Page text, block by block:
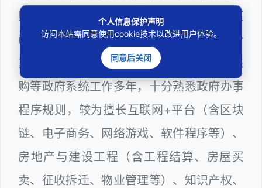
购评审专家（法律类），曾担任深圳市某区
政府部门公职律师、建设工程定标专家、计
算机信息网络安全员，在建筑工务、政府采
购等政府系统工作多年，十分熟悉政府办事
程序规则，较为擅长互联网+平台（含区块
链、电子商务、网络游戏、软件程序等）、
房地产与建设工程（含工程结算、房屋买
卖、征收拆迁、物业管理等）、知识产权、
个人信息保护声明
访问本站需同意使用cookie技术以改进用户体验。
同意后关闭